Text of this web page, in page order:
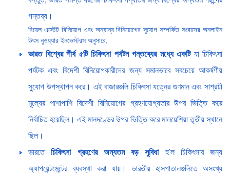
গন্তব্য।
রিয়েল এস্টেট বিনিয়োগ এবং অন্যান্য বিনিয়োগের সুযোগ সম্পর্কিত সংবাদের অনলাইন
উৎস নুওয়্যার ইনভেস্টরস অনুসারে,
ভারত বিশ্বের শীর্ষ ৫টি চিকিৎসা পর্যটন গন্তব্যের মধ্যে একটিযা চিকিৎসা
পর্যটক এবং বিদেশী বিনিয়োগকারীদের জন্য সমানভাবে সবচেয়ে আকর্ষণীয়
সুযোগ উপস্থাপন করে। এই বাজারগুলি চিকিৎসা যত্নের গুণমান এবং সাশ্রয়ী
মূল্যের পাশাপাশি বিদেশী বিনিয়োগের গ্রহণযোগ্যতার উপর ভিত্তি করে
নির্বাচিত হয়েছিল। এই মানদণ্ডের উপর ভিত্তি করে মালয়েশিয়া তৃতীয় স্থানে
ছিল।
ভারতেচিকিৎসা গ্রহণের অন্যতম বড় সুবিধাহ'ল চিকিৎসার জন্য
অ্যাপয়েন্টমেন্টের ব্যবস্থা করা যায়। ভারতীয় হাসপাতালগুলিতে অসংখ্য